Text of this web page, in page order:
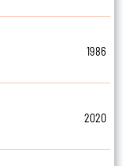
1986
2020